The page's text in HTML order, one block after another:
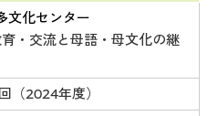
文化センター
・交流と母語・母文化の継
（2024年度）